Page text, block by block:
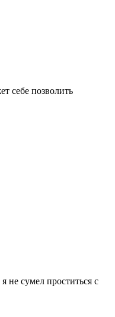
себе позволить
не сумел проститься с